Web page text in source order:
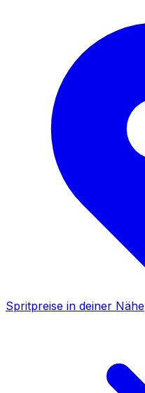
Spritpreise in deiner Nähe